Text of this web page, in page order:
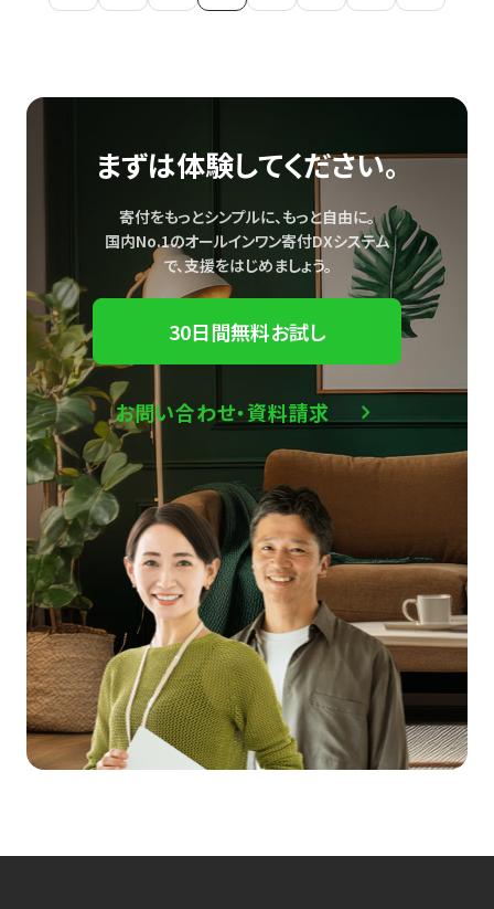
まずは体験してください。
寄付をもっとシンプルに、もっと自由に。
国内No.1のオールインワン寄付DXシステム
で、支援をはじめましょう。
30日間無料お試し
お問い合わせ・資料請求